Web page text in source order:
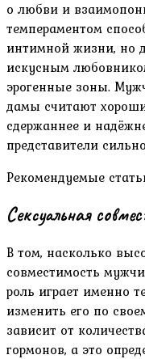
о любви и
темпераментом
интимной жизни, но
искусным
эрогенные зоны.
дамы считают
сдержаннее и
представители
Рекомендуемые
Сексуальная
В том, насколько
совместимость
роль играет именно
изменить его по
зависит от
гормонов, а это